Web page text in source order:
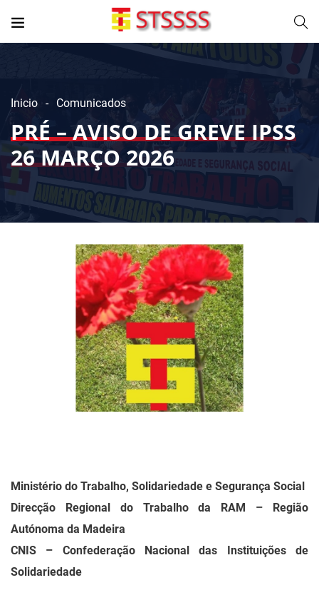
Inicio Comunicados
PRÉ – AVISO DE GREVE IPSS
26 MARÇO 2026
Ministério do Trabalho, Solidariedade e Segurança Social
Direcção Regional do Trabalho da RAM – Região
Autónoma da Madeira
CNIS – Confederação Nacional das Instituições de
Solidariedade